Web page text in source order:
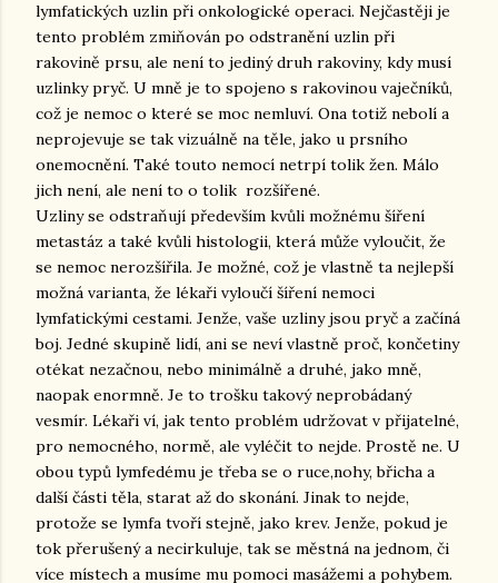
lymfatických uzlin při onkologické operaci. Nejčastěji je
tento problém zmiňován po odstranění uzlin při
rakovině prsu, ale není to jediný druh rakoviny, kdy musí
uzlinky pryč. U mně je to spojeno s rakovinou vaječníků,
což je nemoc o které se moc nemluví. Ona totiž nebolí a
neprojevuje se tak vizuálně na těle, jako u prsního
onemocnění. Také touto nemocí netrpí tolik žen. Málo
jich není, ale není to o tolik rozšířené.
Uzliny se odstraňují především kvůli možnému šíření
metastáz a také kvůli histologii, která může vyloučit, že
se nemoc nerozšířila. Je možné, což je vlastně ta nejlepší
možná varianta, že lékaři vyloučí šíření nemoci
lymfatickými cestami. Jenže, vaše uzliny jsou pryč a začíná
boj. Jedné skupině lidí, ani se neví vlastně proč, končetiny
otékat nezačnou, nebo minimálně a druhé, jako mně,
naopak enormně. Je to trošku takový neprobádaný
vesmír. Lékaři ví, jak tento problém udržovat v přijatelné,
pro nemocného, normě, ale vyléčit to nejde. Prostě ne. U
obou typů lymfedému je třeba se o ruce,nohy, břicha a
další části těla, starat až do skonání. Jinak to nejde,
protože se lymfa tvoří stejně, jako krev. Jenže, pokud je
tok přerušený a necirkuluje, tak se městná na jednom, či
více místech a musíme mu pomoci masážemi a pohybem.